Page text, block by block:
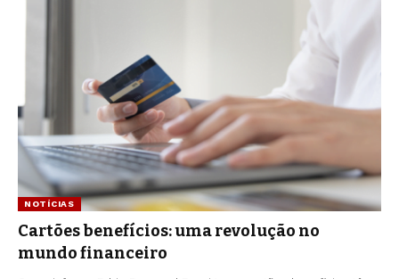
NOTÍCIAS
Cartões benefícios: uma revolução no
mundo financeiro